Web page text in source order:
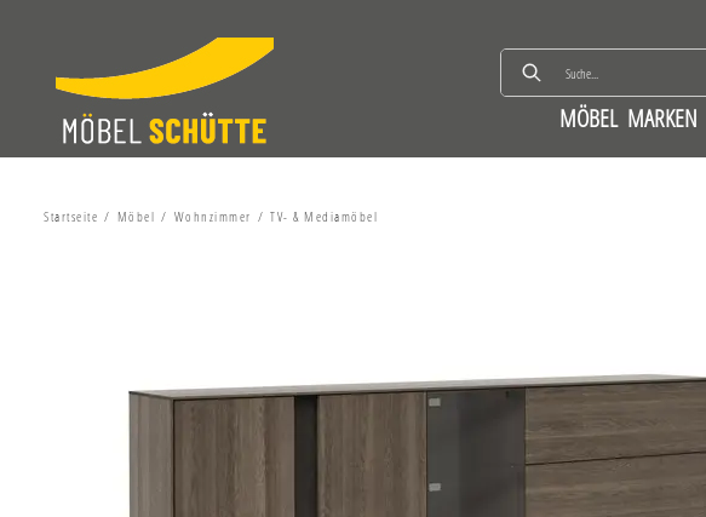
MÖBEL MARKEN
Startseite Möbel Wohnzimmer TV- & Mediamöbel